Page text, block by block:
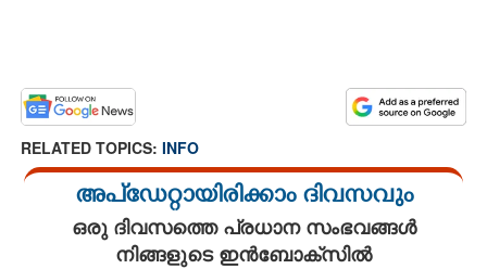
RELATED TOPICS: INFO
അപ്ഡേറ്റായിരിക്കാം ദിവസവും
ഒരു ദിവസത്തെ പ്രധാന സംഭവങ്ങൾ
നിങ്ങളുടെ ഇൻബോക്സിൽ